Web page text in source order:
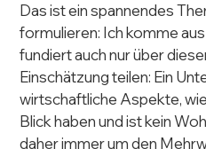
Das ist ein spannendes
formulieren: Ich komme
fundiert auch nur über
Einschätzung teilen: Ein
wirtschaftliche Aspekte,
Blick haben und ist kein
daher immer um den